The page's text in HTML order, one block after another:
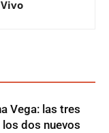
Vega: las tres
dos nuevos